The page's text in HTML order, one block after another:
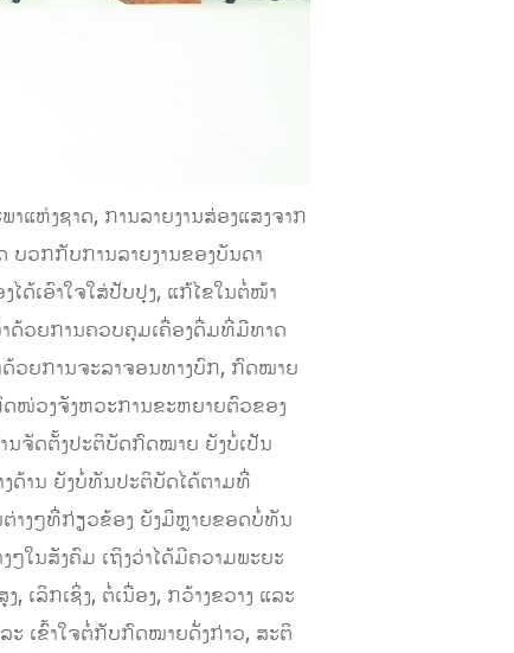
ແຫ່ງຊາດ, ການລາຍງານສ່ອງແສງຈາກ
ບວກກັບການລາຍງານຂອງບັນດາ
ດ້ເອົາໃຈໃສ່ປັບປຸງ, ແກ້ໄຂໃນຕໍ່ໜ້າ
ດ້ວຍການຄວບຄຸມເຄື່ອງດື່ມທີ່ມີທາດ
ວຍການຈະລາຈອນທາງບົກ, ກົດໝາຍ
ໜ່ວງຈັງຫວະການຂະຫຍາຍຕົວຂອງ
ນຈັດຕັ້ງປະຕິບັດກົດໝາຍ ຍັງບໍ່ເປັນ
ດ້ານ ຍັງບໍ່ທັນປະຕິບັດໄດ້ຕາມທີ່
າງໆທີ່ກ່ຽວຂ້ອງ ຍັງມີຫຼາຍຂອດບໍ່ທັນ
ໃນສັງຄົມ ເຖິງວ່າໄດ້ມີຄວາມພະຍະ
ລິກເຊິ່ງ, ຕໍ່ເນື່ອງ, ກວ້າງຂວາງ ແລະ
ະ ເຂົ້າໃຈຕໍ່ກັບກົດໝາຍດັ່ງກ່າວ, ສະຕິ